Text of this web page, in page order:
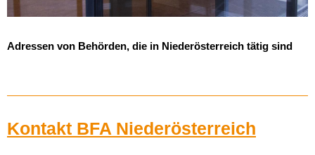
Adressen von Behörden, die in Niederösterreich tätig sind
Kontakt BFA Niederösterreich